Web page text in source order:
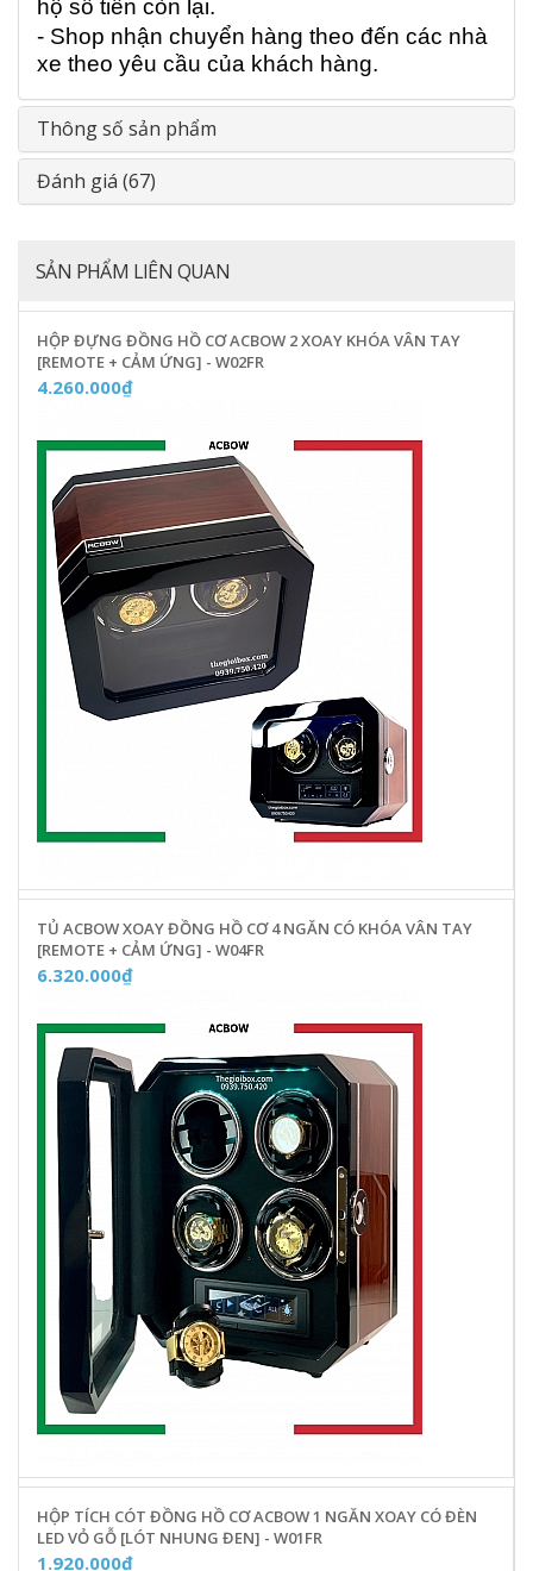
hộ số tiền còn lại.
- Shop nhận chuyển hàng theo đến các nhà
xe theo yêu cầu của khách hàng.
Thông số sản phẩm
Đánh giá (67)
SẢN PHẨM LIÊN QUAN
HỘP ĐỰNG ĐỒNG HỒ CƠ ACBOW 2 XOAY KHÓA VÂN TAY
[REMOTE + CẢM ỨNG] - W02FR
4.260.000₫
TỦ ACBOW XOAY ĐỒNG HỒ CƠ 4 NGĂN CÓ KHÓA VÂN TAY
[REMOTE + CẢM ỨNG] - W04FR
6.320.000₫
HỘP TÍCH CÓT ĐỒNG HỒ CƠ ACBOW 1 NGĂN XOAY CÓ ĐÈN
LED VỎ GỖ [LÓT NHUNG ĐEN] - W01FR
1.920.000₫